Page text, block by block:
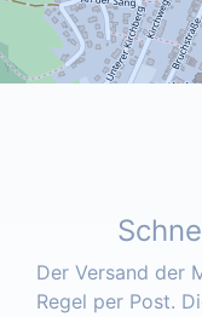
Der Versand der
Regel per Post.